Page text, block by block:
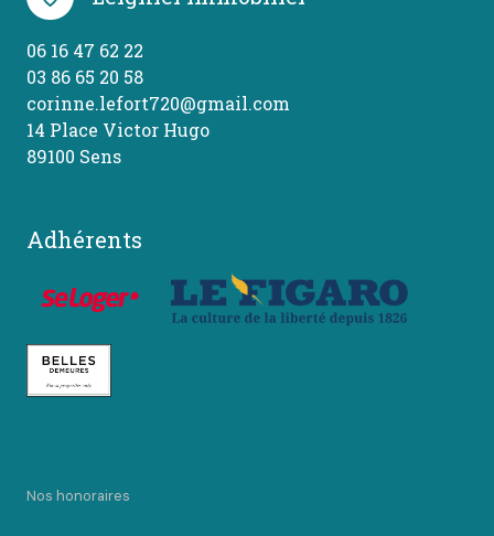
06 16 47 62 22
03 86 65 20 58
corinne.lefort720@gmail.com
14 Place Victor Hugo
89100 Sens
Adhérents
Nos honoraires